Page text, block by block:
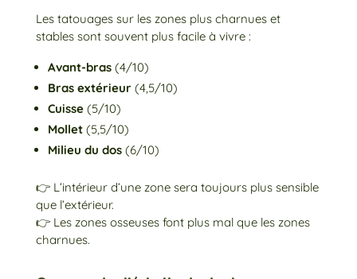
Les tatouages sur les zones plus charnues et
stables sont souvent plus facile à vivre :
Avant-bras(4/10)
Bras extérieur(4,5/10)
Cuisse(5/10)
Mollet(5,5/10)
Milieu du dos(6/10)
👉 L’intérieur d’une zone sera toujours plus sensible
que l’extérieur.
👉 Les zones osseuses font plus mal que les zones
charnues.